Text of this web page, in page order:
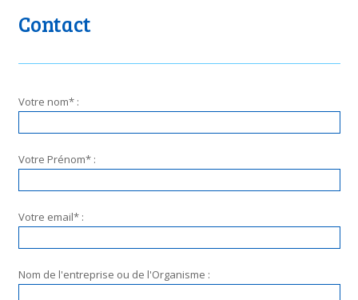
Contact
Votre nom* :
Votre Prénom* :
Votre email* :
Nom de l'entreprise ou de l'Organisme :